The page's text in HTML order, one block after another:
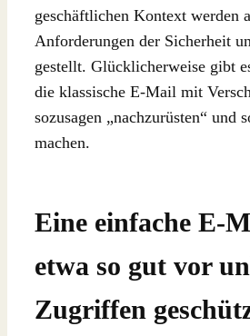
geschäftlichen Kontext werden
Anforderungen der Sicherheit
gestellt. Glücklicherweise gibt
die klassische E-Mail mit
sozusagen „nachzurüsten“ und
machen.
Eine einfache E-
etwa so gut vor
Zugriffen